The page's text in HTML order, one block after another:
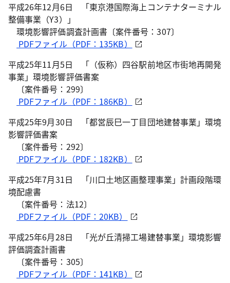
平成26年12月6日 「東京港国際海上コンテナターミナル
整備事業（Y3）」
環境影響評価調査計画書〔案件番号：307〕
PDFファイル（PDF：135KB）
平成25年11月5日 「（仮称）四谷駅前地区市街地再開発
事業」環境影響評価書案
〔案件番号：299〕
PDFファイル（PDF：186KB）
平成25年9月30日 「都営辰巳一丁目団地建替事業」環境
影響評価書案
〔案件番号：292〕
PDFファイル（PDF：182KB）
平成25年7月31日 「川口土地区画整理事業」計画段階環
境配慮書
〔案件番号：法12〕
PDFファイル（PDF：20KB）
平成25年6月28日 「光が丘清掃工場建替事業」環境影響
評価調査計画書
〔案件番号：305〕
PDFファイル（PDF：141KB）